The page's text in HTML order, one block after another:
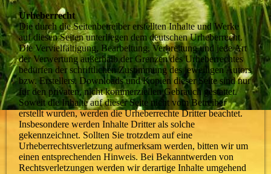
Urheberrecht
Die durch die Seitenbetreiber erstellten Inhalte und Werke
auf diesen Seiten unterliegen dem deutschen Urheberrecht.
Die Vervielfältigung, Bearbeitung, Verbreitung und jede Art
der Verwertung außerhalb der Grenzen des Urheberrechtes
bedürfen der schriftlichen Zustimmung des jeweiligen Autors
bzw. Erstellers. Downloads und Kopien dieser Seite sind nur
für den privaten, nicht kommerziellen Gebrauch gestattet.
Soweit die Inhalte auf dieser Seite nicht vom Betreiber
erstellt wurden, werden die Urheberrechte Dritter beachtet.
Insbesondere werden Inhalte Dritter als solche
gekennzeichnet. Sollten Sie trotzdem auf eine
Urheberrechtsverletzung aufmerksam werden, bitten wir um
einen entsprechenden Hinweis. Bei Bekanntwerden von
Rechtsverletzungen werden wir derartige Inhalte umgehend